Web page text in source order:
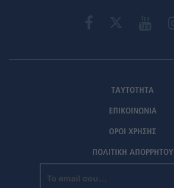
ΤΑΥΤΟΤΗΤΑ
ΕΠΙΚΟΙΝΩΝΙΑ
ΟΡΟΙ ΧΡΗΣΗΣ
ΠΟΛΙΤΙΚΗ ΑΠΟΡΡΗΤΟΥ